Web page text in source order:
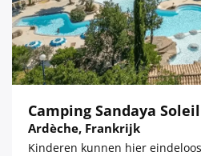
Camping Sandaya
Ardèche, Frankrijk
Kinderen kunnen hier